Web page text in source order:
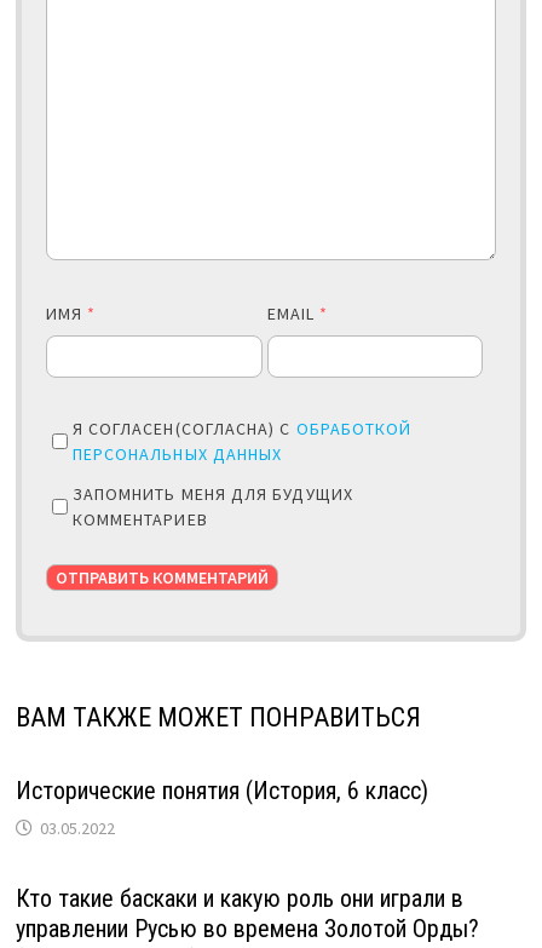
ИМЯ * EMAIL *
Я СОГЛАСЕН(СОГЛАСНА) С ОБРАБОТКОЙ
ПЕРСОНАЛЬНЫХ ДАННЫХ
ЗАПОМНИТЬ МЕНЯ ДЛЯ БУДУЩИХ
КОММЕНТАРИЕВ
ВАМ ТАКЖЕ МОЖЕТ ПОНРАВИТЬСЯ
Исторические понятия (История, 6 класс)
03.05.2022
Кто такие баскаки и какую роль они играли в
управлении Русью во времена Золотой Орды?